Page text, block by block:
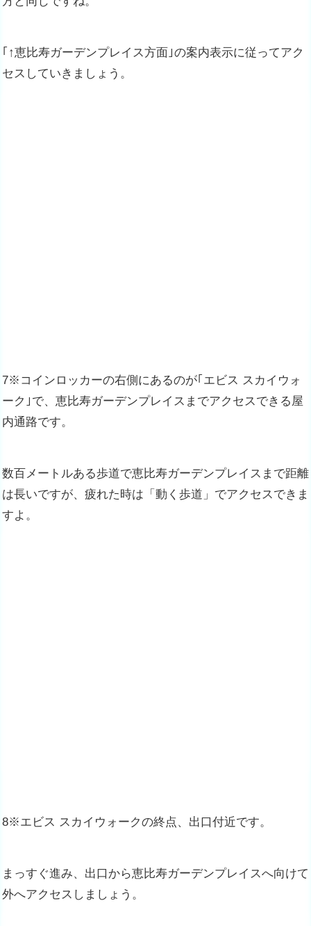
｢↑恵比寿ガーデンプレイス方面｣の案内表示に従ってアク
セスしていきましょう。
7※コインロッカーの右側にあるのが｢エビス スカイウォ
ーク｣で、恵比寿ガーデンプレイスまでアクセスできる屋
内通路です。
数百メートルある歩道で恵比寿ガーデンプレイスまで距離
は長いですが、疲れた時は「動く歩道」でアクセスできま
すよ。
8※エビス スカイウォークの終点、出口付近です。
まっすぐ進み、出口から恵比寿ガーデンプレイスへ向けて
外へアクセスしましょう。